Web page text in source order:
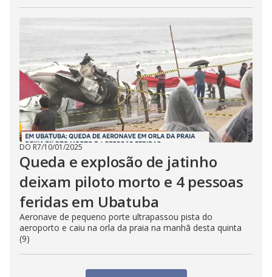
DO R7/10/01/2025
Queda e explosão de jatinho
deixam piloto morto e 4 pessoas
feridas em Ubatuba
Aeronave de pequeno porte ultrapassou pista do
aeroporto e caiu na orla da praia na manhã desta quinta
(9)